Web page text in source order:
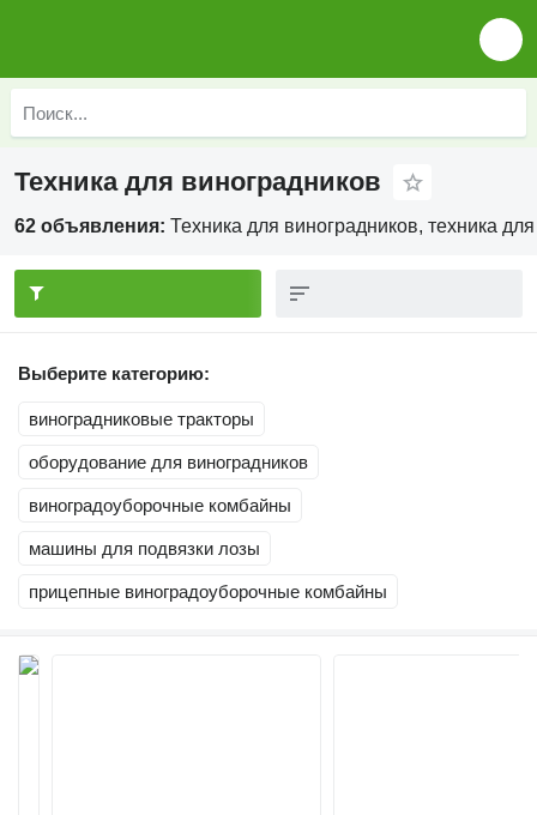
Техника для виноградников
62 объявления: Техника для виноградников, техника
Выберите категорию:
виноградниковые тракторы
оборудование для виноградников
виноградоуборочные комбайны
машины для подвязки лозы
прицепные виноградоуборочные комбайны